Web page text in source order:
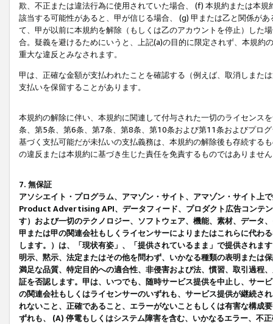
欺、不正または違法行為に使用されていた場合、 (f) 本規約または本
該当する可能性があると、甲が信じる場合、 (g) 甲または乙と関係が
て、甲が以前に本規約を解除（もしくは乙のアカウントを停止）した
合。疑義を避けるためにいうと、上記(a)の目的に限定されず、本規
重大な違反とみなされます。
甲は、正確な金額が支払われたことを確認する（例えば、取消しまた
支払いを保留することがあります。
本規約の解除に伴い、本規約に関連して付与された一切のライセンス
条、第5条、第6条、第7条、第8条、第10条および第11条およびプロ
基づく支払可能だが未払いの支払義務は、本規約の解除後も存続する
の違反または本規約に基づき生じた責任を免責するものではありませ
7. 無保証
アソシエイト・プログラム、アマゾン・サイト、アマゾン・サイト上
Product Advertising API、データフィード、プロダクト広告コンテ
す）および一切のテクノロジー、ソフトウェア、機能、素材、データ
甲または甲の関連会社もしくライセンサーによりまたはこれらに代わ
します。）は、「現状有姿」、「提供されているまま」で提供されま
明示、黙示、法定またはその他を問わず、いかなる種類の表明または
満足な品質、特定目的への適合性、非侵害および法、慣習、取引過程
証を否認します。甲は、いつでも、随時サービス提供を中止し、サー
の関連会社もしくはライセンサーのいずれも、サービス提供が継続さ
れないこと、正確であること、エラーがないこともしくは有害な構成
ずれも、 (A) 停電もしくはシステム障害を含む、いかなるエラー、不